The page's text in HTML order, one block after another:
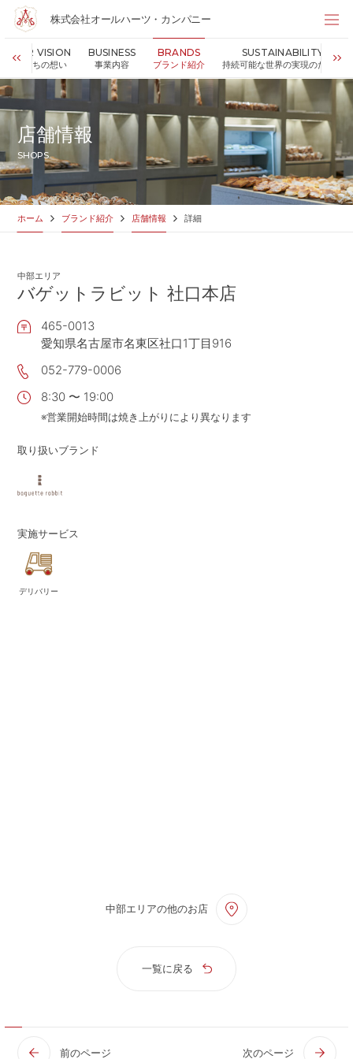
株式会社オールハーツ・カンパニー
OUR VISION
私たちの想い
BUSINESS
事業内容
BRANDS
ブランド紹介
SUSTAINABILITY
持続可能な世界の実現のために
株式会社オールハーツ・カンパニー
店舗検索
HOME
NEWS お知らせ
OUR VISION 私たちの想い
MESSAGE 代表メッセージ
VALUES
BUSINESS 事業内容
SHOP 店舗情報
ABOUT US 企業情報
CONTACT
APP
PRIVACY POLICY プライバシーポリシー
RECRUIT
ALL HEARTS MALL
OGGI ONLINE STORE
店舗情報
SHOPS
ホーム ブランド紹介 店舗情報 詳細
中部エリア
バゲットラビット 社口本店
465-0013
愛知県名古屋市名東区社口1丁目916
052-779-0006
8:30 〜 19:00
※営業開始時間は焼き上がりにより異なります
取り扱いブランド
実施サービス
デリバリー
中部エリアの他のお店
一覧に戻る
前のページ 次のページ